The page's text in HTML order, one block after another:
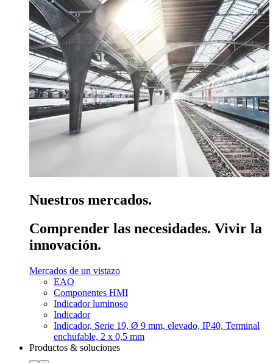
Nuestros mercados.
Comprender las necesidades. Vivir la
innovación.
Mercados de un vistazo
EAO
Componentes HMI
Indicador luminoso
Indicador
Indicador, Serie 19, Ø 9 mm, elevado, IP40, Terminal
enchufable, 2 x 0,5 mm
Productos & soluciones